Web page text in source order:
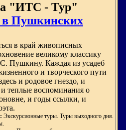
"ИТС - Тур"
Пушкинских
в край живописных
великому классику
Пушкину. Каждая из усадеб
и творческого пути
и родовое гнездо, и
теплые воспоминания о
и годы ссылки, и
Экскурсионные туры. Туры выходного дня.